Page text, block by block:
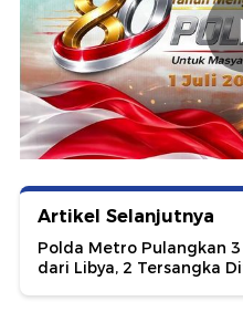
Artikel Selanjutnya
Polda Metro Pulangkan
dari Libya, 2 Tersangka